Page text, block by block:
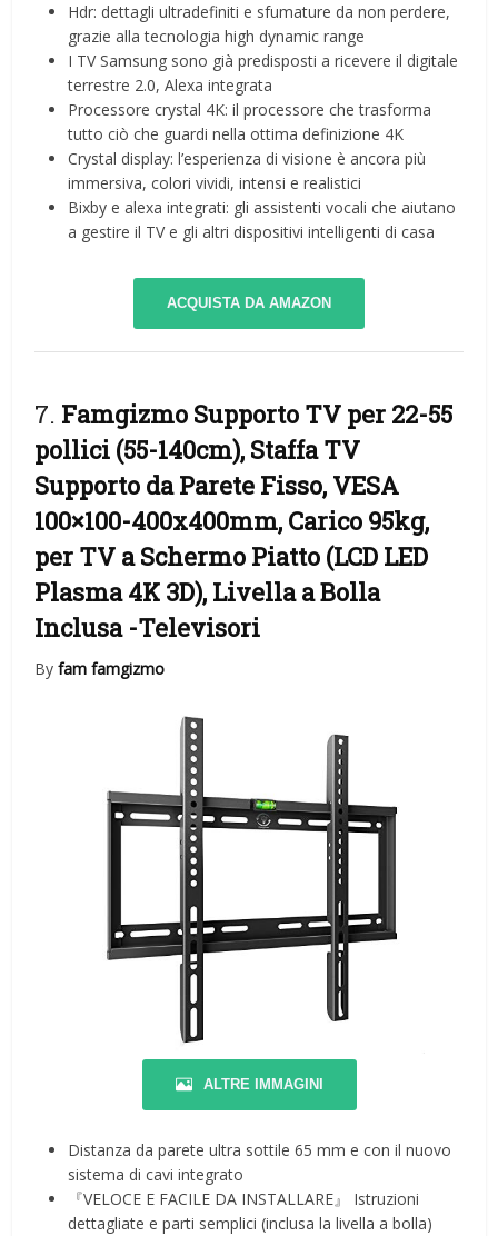
Hdr: dettagli ultradefiniti e sfumature da non perdere,
grazie alla tecnologia high dynamic range
I TV Samsung sono già predisposti a ricevere il digitale
terrestre 2.0, Alexa integrata
Processore crystal 4K: il processore che trasforma
tutto ciò che guardi nella ottima definizione 4K
Crystal display: l’esperienza di visione è ancora più
immersiva, colori vividi, intensi e realistici
Bixby e alexa integrati: gli assistenti vocali che aiutano
a gestire il TV e gli altri dispositivi intelligenti di casa
ACQUISTA DA AMAZON
7. Famgizmo Supporto TV per 22-55
pollici (55-140cm), Staffa TV
Supporto da Parete Fisso, VESA
100×100-400x400mm, Carico 95kg,
per TV a Schermo Piatto (LCD LED
Plasma 4K 3D), Livella a Bolla
Inclusa -Televisori
Byfam famgizmo
ALTRE IMMAGINI
Distanza da parete ultra sottile 65 mm e con il nuovo
sistema di cavi integrato
『VELOCE E FACILE DA INSTALLARE』 Istruzioni
dettagliate e parti semplici (inclusa la livella a bolla)